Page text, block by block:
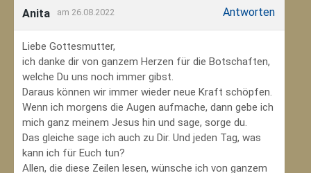
Anita am 26.08.2022 Antworten
Liebe Gottesmutter,
ich danke dir von ganzem Herzen für die Botschaften,
welche Du uns noch immer gibst.
Daraus können wir immer wieder neue Kraft schöpfen.
Wenn ich morgens die Augen aufmache, dann gebe ich
mich ganz meinem Jesus hin und sage, sorge du.
Das gleiche sage ich auch zu Dir. Und jeden Tag, was
kann ich für Euch tun?
Allen, die diese Zeilen lesen, wünsche ich von ganzem